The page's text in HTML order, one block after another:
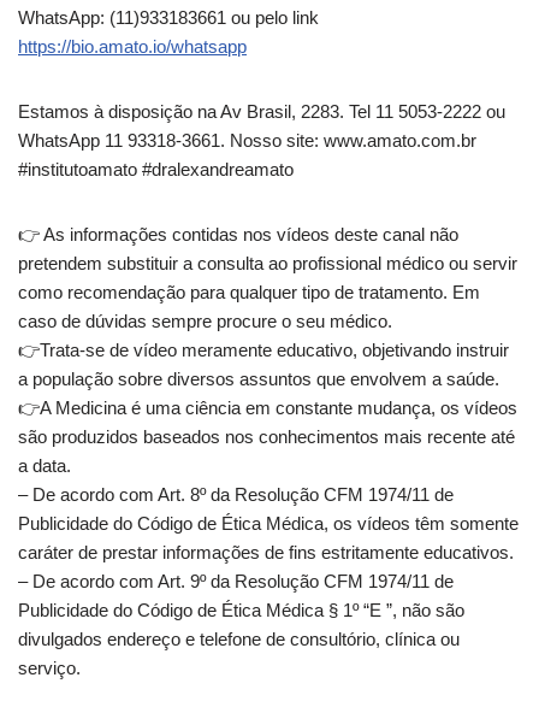
WhatsApp: (11)933183661 ou pelo link
https://bio.amato.io/whatsapp
Estamos à disposição na Av Brasil, 2283. Tel 11 5053-2222 ou
WhatsApp 11 93318-3661. Nosso site: www.amato.com.br
#institutoamato #dralexandreamato
👉️ As informações contidas nos vídeos deste canal não
pretendem substituir a consulta ao profissional médico ou servir
como recomendação para qualquer tipo de tratamento. Em
caso de dúvidas sempre procure o seu médico.
👉️Trata-se de vídeo meramente educativo, objetivando instruir
a população sobre diversos assuntos que envolvem a saúde.
👉️A Medicina é uma ciência em constante mudança, os vídeos
são produzidos baseados nos conhecimentos mais recente até
a data.
– De acordo com Art. 8º da Resolução CFM 1974/11 de
Publicidade do Código de Ética Médica, os vídeos têm somente
caráter de prestar informações de fins estritamente educativos.
– De acordo com Art. 9º da Resolução CFM 1974/11 de
Publicidade do Código de Ética Médica § 1º “E ”, não são
divulgados endereço e telefone de consultório, clínica ou
serviço.